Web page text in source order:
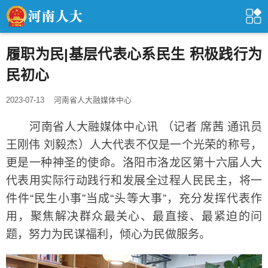
履职为民|基层代表心系民生 积极践行为
民初心
2023-07-13 河南省人大融媒体中心
河南省人大融媒体中心讯 （记者 席茜 通讯员
王刚伟 刘毅杰）人大代表不仅是一个光荣的称号，
更是一种神圣的使命。洛阳市洛龙区第十六届人大
代表用实际行动践行和发展全过程人民民主，将一
件件“民生小事”当成“头等大事”，充分发挥代表作
用，聚焦解决群众最关心、最直接、最紧迫的问
题，努力为民谋福利，倾心为民做服务。